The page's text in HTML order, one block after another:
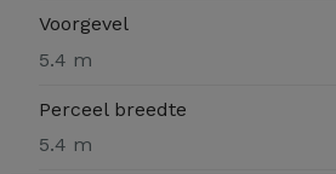
Voorgevel
5.4 m
Perceel breedte
5.4 m